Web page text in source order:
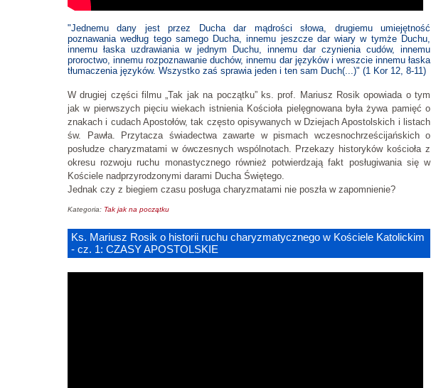
"Jednemu dany jest przez Ducha dar mądrości słowa, drugiemu umiejętność
poznawania według tego samego Ducha, innemu jeszcze dar wiary w tymże Duchu,
innemu łaska uzdrawiania w jednym Duchu, innemu dar czynienia cudów, innemu
proroctwo, innemu rozpoznawanie duchów, innemu dar języków i wreszcie innemu łaska
tłumaczenia języków. Wszystko zaś sprawia jeden i ten sam Duch(...)" (1 Kor 12, 8-11)
W drugiej części filmu „Tak jak na początku” ks. prof. Mariusz Rosik opowiada o tym
jak w pierwszych pięciu wiekach istnienia Kościoła pielęgnowana była żywa pamięć o
znakach i cudach Apostołów, tak często opisywanych w Dziejach Apostolskich i listach
św. Pawła. Przytacza świadectwa zawarte w pismach wczesnochrześcijańskich o
posłudze charyzmatami w ówczesnych wspólnotach. Przekazy historyków kościoła z
okresu rozwoju ruchu monastycznego również potwierdzają fakt posługiwania się w
Kościele nadprzyrodzonymi darami Ducha Świętego.
Jednak czy z biegiem czasu posługa charyzmatami nie poszła w zapomnienie?
Kategoria: Tak jak na początku
Ks. Mariusz Rosik o historii ruchu charyzmatycznego w Kościele Katolickim
- cz. 1: CZASY APOSTOLSKIE